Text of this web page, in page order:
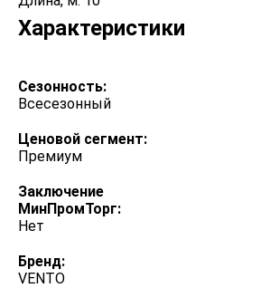
Характеристики
Сезонность:
Всесезонный
Ценовой сегмент:
Премиум
Заключение
МинПромТорг:
Нет
Бренд:
VENTO